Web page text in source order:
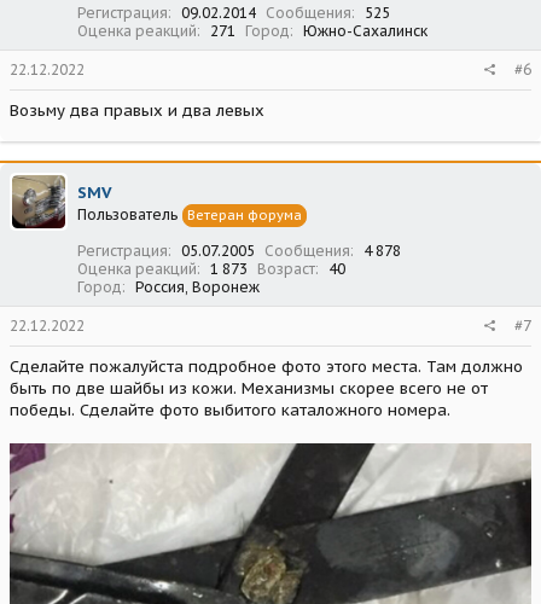
Регистрация 09.02.2014 Сообщения
525
Оценка реакций
271 Город Южно-Сахалинск
22.12.2022 #6
Возьму два правых и два левых
SMV
Пользователь Ветеран форума
Регистрация 05.07.2005 Сообщения
4 878
Оценка реакций
1 873 Возраст
40
Город
Россия, Воронеж
22.12.2022 #7
Сделайте пожалуйста подробное фото этого места. Там должно
быть по две шайбы из кожи. Механизмы скорее всего не от
победы. Сделайте фото выбитого каталожного номера.